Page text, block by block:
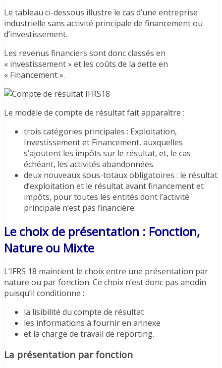
Le tableau ci-dessous illustre le cas d’une entreprise
industrielle sans activité principale de financement ou
d’investissement.
Les revenus financiers sont donc classés en
« investissement » et les coûts de la dette en
« Financement ».
Le modèle de compte de résultat fait apparaître :
trois catégories principales : Exploitation,
Investissement et Financement, auxquelles
s’ajoutent les impôts sur le résultat, et, le cas
échéant, les activités abandonnées.
deux nouveaux sous-totaux obligatoires : le résultat
d’exploitation et le résultat avant financement et
impôts, pour toutes les entités dont l’activité
principale n’est pas financière.
Le choix de présentation : Fonction,
Nature ou Mixte
L’IFRS 18 maintient le choix entre une présentation par
nature ou par fonction. Ce choix n’est donc pas anodin
puisqu’il conditionne :
la lisibilité du compte de résultat
les informations à fournir en annexe
et la charge de travail de reporting.
La présentation par fonction